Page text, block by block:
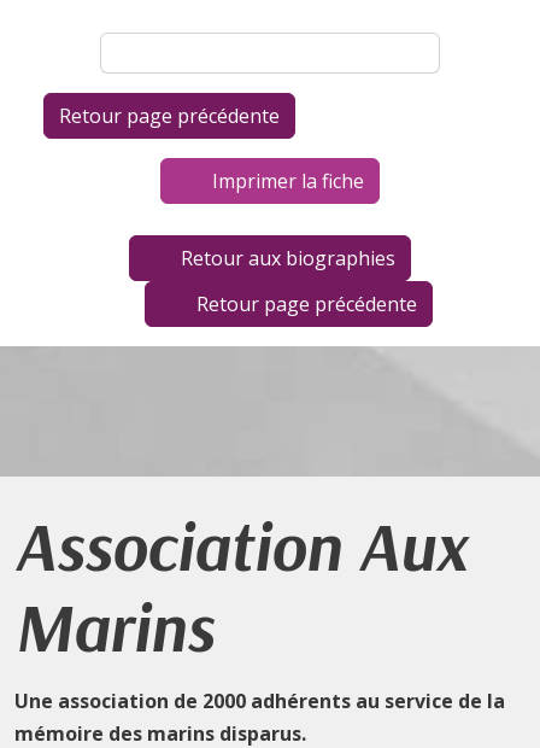
Imprimer la fiche
Retour aux biographies
Retour page précédente
Association Aux
Marins
Une association de 2000 adhérents au service de la
mémoire des marins disparus.